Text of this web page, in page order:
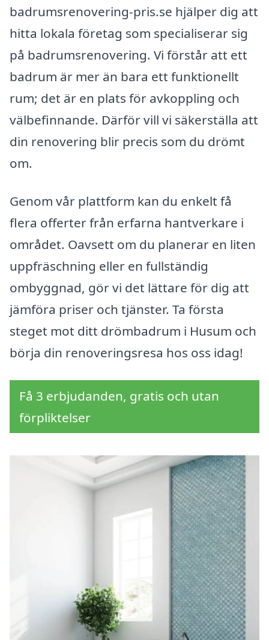
badrumsrenovering-pris.se hjälper dig att
hitta lokala företag som specialiserar sig
på badrumsrenovering. Vi förstår att ett
badrum är mer än bara ett funktionellt
rum; det är en plats för avkoppling och
välbefinnande. Därför vill vi säkerställa att
din renovering blir precis som du drömt
om.
Genom vår plattform kan du enkelt få
flera offerter från erfarna hantverkare i
området. Oavsett om du planerar en liten
uppfräschning eller en fullständig
ombyggnad, gör vi det lättare för dig att
jämföra priser och tjänster. Ta första
steget mot ditt drömbadrum i Husum och
börja din renoveringsresa hos oss idag!
Få 3 erbjudanden, gratis och utan
förpliktelser